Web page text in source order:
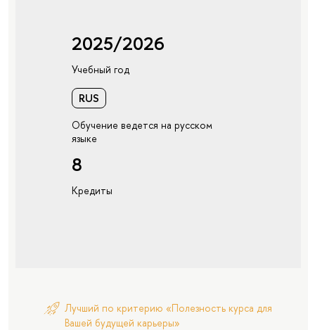
2025/2026
Учебный год
RUS
Обучение ведется на русском
языке
8
Кредиты
Лучший по критерию «Полезность курса для
Вашей будущей карьеры»